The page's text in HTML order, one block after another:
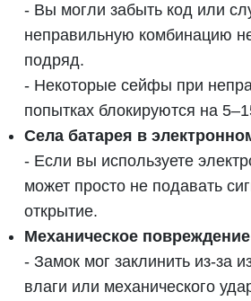
- Вы могли забыть код или
неправильную комбинацию
подряд.
- Некоторые сейфы при
попытках блокируются на
Села батарея в
- Если вы используете
может просто не подавать
открытие.
Механическое повреждение
- Замок мог заклинить из-за
влаги или механического